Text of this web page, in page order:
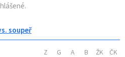
soupeř
Z G A B ŽK ČK